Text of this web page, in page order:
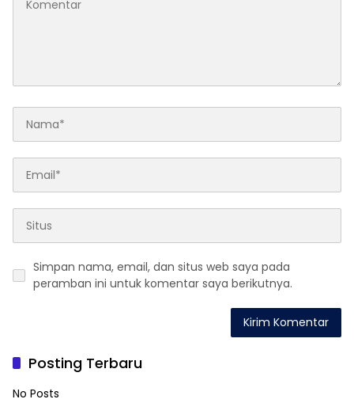
Simpan nama, email, dan situs web saya pada
peramban ini untuk komentar saya berikutnya.
Posting Terbaru
No Posts